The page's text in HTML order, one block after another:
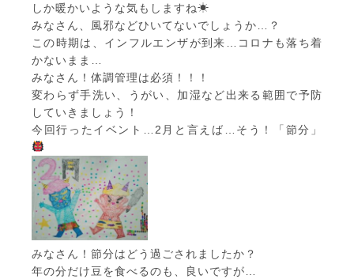
しか暖かいような気もしますね☀
みなさん、風邪などひいてないでしょうか…？
この時期は、インフルエンザが到来…コロナも落ち着
かないまま…
みなさん！体調管理は必須！！！
変わらず手洗い、うがい、加湿など出来る範囲で予防
していきましょう！
今回行ったイベント…2月と言えば…そう！「節分」
みなさん！節分はどう過ごされましたか？
年の分だけ豆を食べるのも、良いですが…